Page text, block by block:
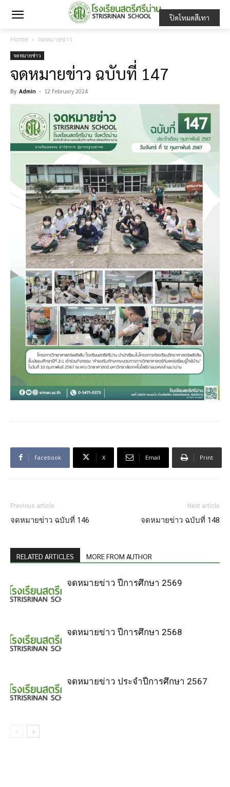
Home จดหมายข่าว
จดหมายข่าว
จดหมายข่าว ฉบับที่ 147
By Admin - 12 February 2024
Facebook X Email Print
Previous article
จดหมายข่าว ฉบับที่ 146
Next article
จดหมายข่าว ฉบับที่ 148
RELATED ARTICLES MORE FROM AUTHOR
จดหมายข่าว ปีการศึกษา 2569
จดหมายข่าว ปีการศึกษา 2568
จดหมายข่าว ประจำปีการศึกษา 2567
ปิดโหมดสีเทา